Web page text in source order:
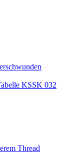
KSSK 032
Thread